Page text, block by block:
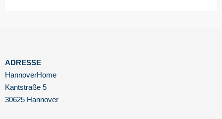
ADRESSE
HannoverHome
Kantstraße 5
30625 Hannover